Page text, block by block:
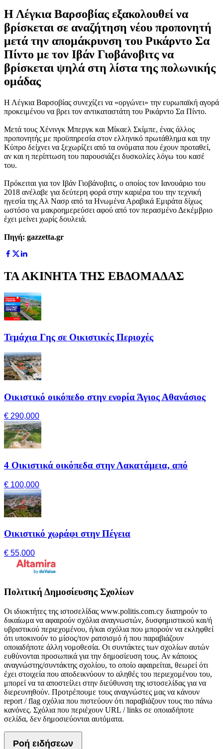
Η Λέγκια Βαρσοβίας εξακολουθεί να
βρίσκεται σε αναζήτηση νέου προπονητή
μετά την απομάκρυνση του Ρικάρντο Σα
Πίντο με τον Ιβάν Γιοβάνοβιτς να
βρίσκεται ψηλά στη λίστα της πολωνικής
ομάδας
Η Λέγκια Βαρσοβίας συνεχίζει να «οργώνει» την ευρωπαϊκή αγορά
προκειμένου να βρει τον αντικαταστάτη του Ρικάρντο Σα Πίντο.
Μετά τους Χένινγκ Μπεργκ και Μίκαελ Σκίμπε, ένας άλλος
προπονητής με προϋπηρεσία στον ελληνικό πρωτάθλημα και την
Κύπρο δείχνει να ξεχωρίζει από τα ονόματα που έχουν προταθεί,
αν και η περίπτωση του παρουσιάζει δυσκολίες λόγω του κασέ
του.
Πρόκειται για τον Ιβάν Γιοβάνοβιτς, ο οποίος τον Ιανουάριο του
2018 ανέλαβε για δεύτερη φορά στην καριέρα του την τεχνική
ηγεσία της Αλ Νασρ από τα Ηνωμένα Αραβικά Εμιράτα δίχως
ωστόσο να μακροημερεύσει αφού από τον περασμένο Δεκέμβριο
έχει μείνει χωρίς δουλειά.
Πηγή: gazzetta.gr
ΤΑ ΑΚΙΝΗΤΑ ΤΗΣ ΕΒΔΟΜΑΔΑΣ
Τεμάχια Γης σε Οικιστικές Περιοχές
Οικιστικό οικόπεδο στην ενορία Άγιος Αθανάσιος
€ 290,000
4 Οικιστικά οικόπεδα στην Λακατάμεια, από
€ 100,000
Οικιστικό χωράφι στην Πέγεια
€ 55,000
Πολιτική Δημοσίευσης Σχολίων
Οι ιδιοκτήτες της ιστοσελίδας www.politis.com.cy διατηρούν το
δικαίωμα να αφαιρούν σχόλια αναγνωστών, δυσφημιστικού και/ή
υβριστικού περιεχομένου, ή/και σχόλια που μπορούν να εκληφθεί
ότι υποκινούν το μίσος/τον ρατσισμό ή που παραβιάζουν
οποιαδήποτε άλλη νομοθεσία. Οι συντάκτες των σχολίων αυτών
ευθύνονται προσωπικά για την δημοσίευση τους. Αν κάποιος
αναγνώστης/συντάκτης σχολίου, το οποίο αφαιρείται, θεωρεί ότι
έχει στοιχεία που αποδεικνύουν το αληθές του περιεχομένου του,
μπορεί να τα αποστείλει στην διεύθυνση της ιστοσελίδας για να
διερευνηθούν. Προτρέπουμε τους αναγνώστες μας να κάνουν
report / flag σχόλια που πιστεύουν ότι παραβιάζουν τους πιο πάνω
κανόνες. Σχόλια που περιέχουν URL / links σε οποιαδήποτε
σελίδα, δεν δημοσιεύονται αυτόματα.
Ροή ειδήσεων